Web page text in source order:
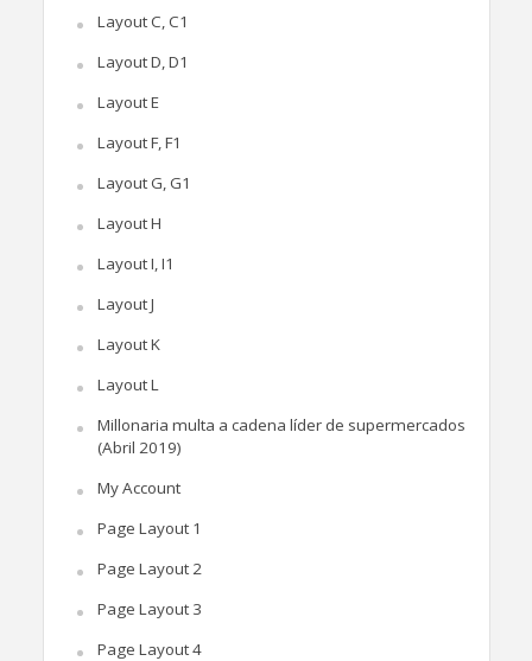
Layout C, C1
Layout D, D1
Layout E
Layout F, F1
Layout G, G1
Layout H
Layout I, I1
Layout J
Layout K
Layout L
Millonaria multa a cadena líder de supermercados
(Abril 2019)
My Account
Page Layout 1
Page Layout 2
Page Layout 3
Page Layout 4